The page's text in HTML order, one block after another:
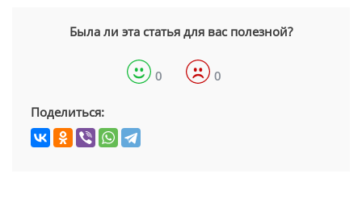
Была ли эта статья для вас полезной?
0 0
Поделиться: